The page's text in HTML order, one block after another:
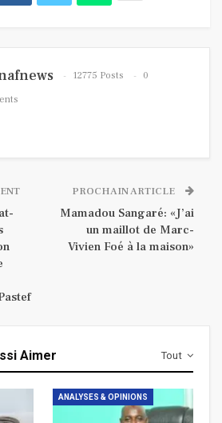
12775 Posts
0
PROCHAIN ARTICLE
Mamadou Sangaré: «J’ai
un maillot de Marc-
Vivien Foé à la maison»
Tout
Aimer
ANALYSES & OPINIONS